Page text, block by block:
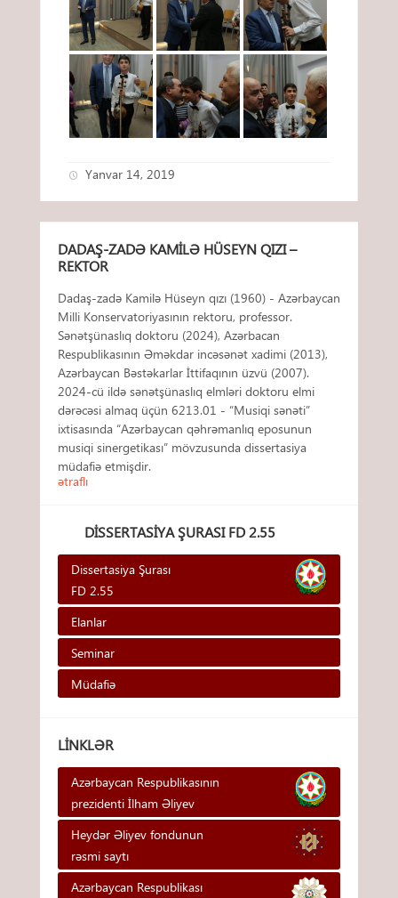
Yanvar 14, 2019
DADAŞ-ZADƏ KAMILƏ HÜSEYN QIZI –
REKTOR
Dadaş-zadə Kamilə Hüseyn qızı (1960) - Azərbaycan
Milli Konservatoriyasının rektoru, professor.
Sənətşünaslıq doktoru (2024), Azərbacan
Respublikasının Əməkdar incəsənət xadimi (2013),
Azərbaycan Bəstəkarlar İttifaqının üzvü (2007).
2024-cü ildə sənətşünaslıq elmləri doktoru elmi
dərəcəsi almaq üçün 6213.01 - “Musiqi sənəti”
ixtisasında “Azərbaycan qəhrəmanlıq eposunun
musiqi sinergetikası” mövzusunda dissertasiya
müdafiə etmişdir.
ətraflı
DISSERTASIYA ŞURASI FD 2.55
Dissertasiya Şurası
FD 2.55
Elanlar
Seminar
Müdafiə
LINKLƏR
Azərbaycan Respublikasının
prezidenti İlham Əliyev
Heydər Əliyev fondunun
rəsmi saytı
Azərbaycan Respublikası